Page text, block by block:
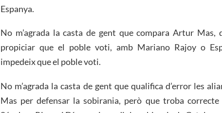
Espanya.
No m’agrada la casta de gent que compara Artur
propiciar que el poble voti, amb Mariano Rajoy o
impedeix que el poble voti.
No m’agrada la casta de gent que qualifica d’error les
Mas per defensar la sobirania, però que troba correcte